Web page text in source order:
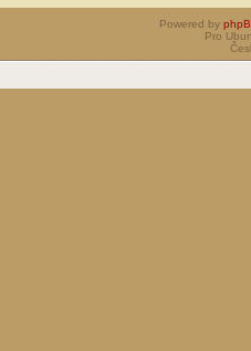
Powered by
Pro